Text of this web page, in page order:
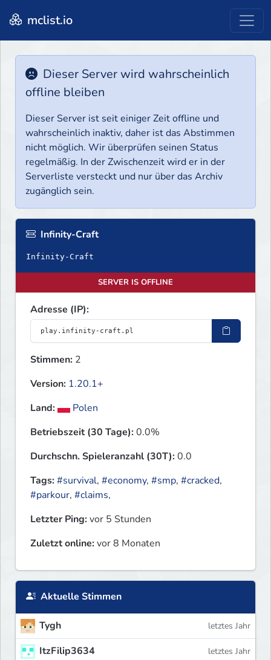
mclist.io
Dieser Server wird wahrscheinlich
offline bleiben
Dieser Server ist seit einiger Zeit offline und
wahrscheinlich inaktiv, daher ist das Abstimmen
nicht möglich. Wir überprüfen seinen Status
regelmäßig. In der Zwischenzeit wird er in der
Serverliste versteckt und nur über das Archiv
zugänglich sein.
Infinity-Craft
Infinity-Craft
SERVER IS OFFLINE
Adresse (IP):
Stimmen: 2
Version: 1.20.1+
Land:
Polen
Betriebszeit (30 Tage):0.0%
Durchschn. Spieleranzahl (30T):0.0
Tags:#survival, #economy, #smp, #cracked,
#parkour, #claims,
Letzter Ping:vor 5 Stunden
Zuletzt online:vor 8 Monaten
Aktuelle Stimmen
Tygh letztes Jahr
ItzFilip3634 letztes Jahr